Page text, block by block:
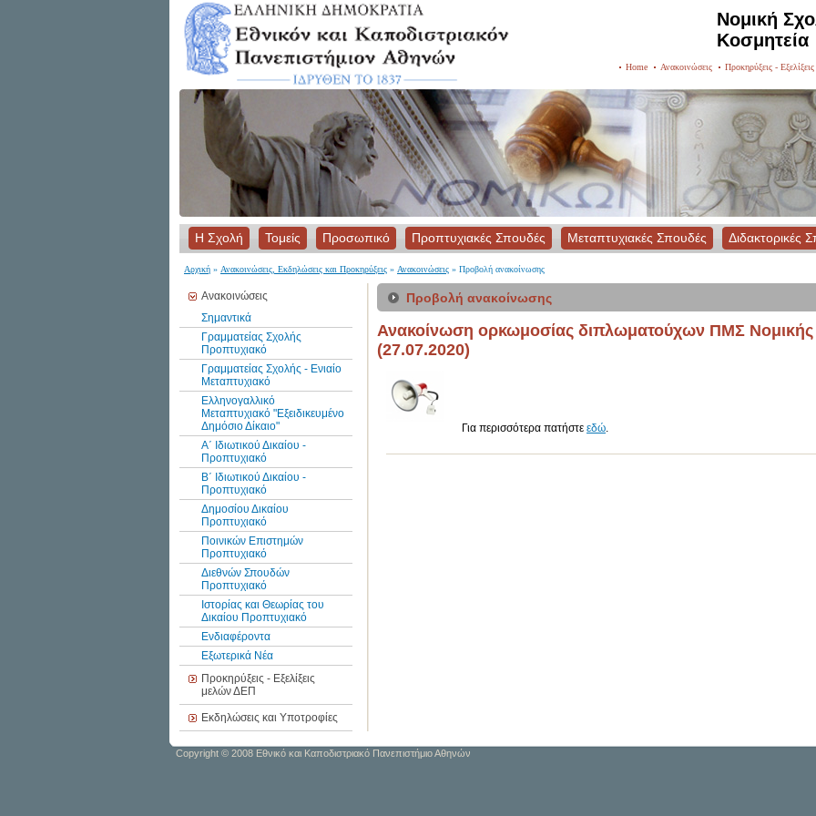
Νομική
Κοσμητεία
Home Ανακοινώσεις Προκηρύξεις -
Η Σχολή Τομείς Προσωπικό Προπτυχιακές Σπουδές Μεταπτυχιακές Σπουδές Διδακτορικές
Αρχική » Ανακοινώσεις, Εκδηλώσεις και Προκηρύξεις » Ανακοινώσεις » Προβολή ανακοίνωσης
Ανακοινώσεις
Σημαντικά
Γραμματείας Σχολής
Προπτυχιακό
Γραμματείας Σχολής - Ενιαίο
Μεταπτυχιακό
Ελληνογαλλικό
Μεταπτυχιακό "Εξειδικευμένο
Δημόσιο Δίκαιο"
Α΄ Ιδιωτικού Δικαίου -
Προπτυχιακό
Β΄ Ιδιωτικού Δικαίου -
Προπτυχιακό
Δημοσίου Δικαίου
Προπτυχιακό
Ποινικών Επιστημών
Προπτυχιακό
Διεθνών Σπουδών
Προπτυχιακό
Ιστορίας και Θεωρίας του
Δικαίου Προπτυχιακό
Ενδιαφέροντα
Εξωτερικά Νέα
Προκηρύξεις - Εξελίξεις
μελών ΔΕΠ
Εκδηλώσεις και Υποτροφίες
Προβολή ανακοίνωσης
Ανακοίνωση ορκωμοσίας διπλωματούχων ΠΜΣ Νομικής
(27.07.2020)
Για περισσότερα πατήστε εδώ.
Copyright © 2008 Εθνικό και Καποδιστριακό Πανεπιστήμιο Αθηνών